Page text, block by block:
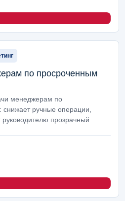
4
1
по просроченным
менеджерам по
ручные операции,
руководителю прозрачный